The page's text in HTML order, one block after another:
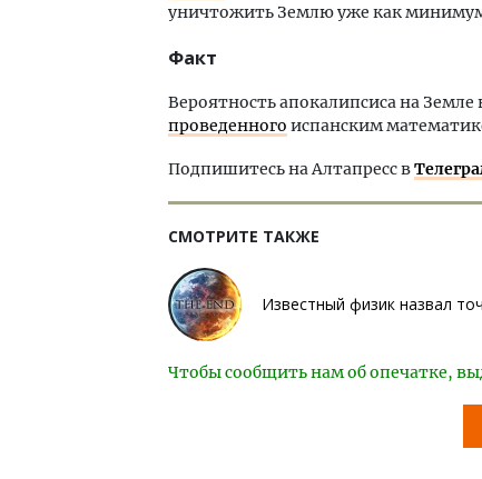
уничтожить Землю уже как минимум
Факт
Вероятность апокалипсиса на Земле
проведенного испанским
Подпишитесь на Алтапресс в
СМОТРИТЕ ТАКЖЕ
Известный физик назвал
Чтобы сообщить нам об опечатке,